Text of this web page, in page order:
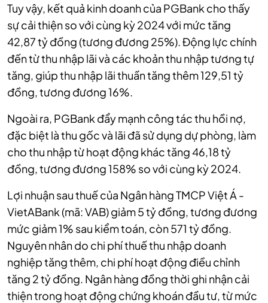
Tuy vậy, kết quả kinh doanh của PGBank cho thấy
sự cải thiện so với cùng kỳ 2024 với mức tăng
42,87 tỷ đồng (tương đương 25%). Động lực chính
đến từ thu nhập lãi và các khoản thu nhập tương tự
tăng, giúp thu nhập lãi thuần tăng thêm 129,51 tỷ
đồng, tương đương 16%.
Ngoài ra, PGBank đẩy mạnh công tác thu hồi nợ,
đặc biệt là thu gốc và lãi đã sử dụng dự phòng, làm
cho thu nhập từ hoạt động khác tăng 46,18 tỷ
đồng, tương đương 158% so với cùng kỳ 2024.
Lợi nhuận sau thuế của Ngân hàng TMCP Việt Á -
VietABank (mã: VAB) giảm 5 tỷ đồng, tương đương
mức giảm 1% sau kiểm toán, còn 571 tỷ đồng.
Nguyên nhân do chi phí thuế thu nhập doanh
nghiệp tăng thêm, chi phí hoạt động điều chỉnh
tăng 2 tỷ đồng. Ngân hàng đồng thời ghi nhận cải
thiện trong hoạt động chứng khoán đầu tư, từ mức